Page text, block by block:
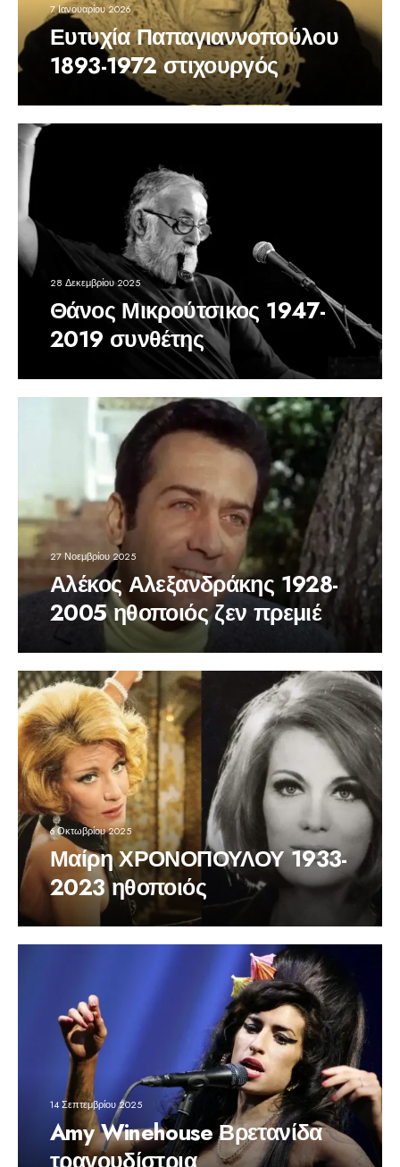
7 Ιανουαρίου 2026
Ευτυχία Παπαγιαννοπούλου
1893-1972 στιχουργός
28 Δεκεμβρίου 2025
Θάνος Μικρούτσικος 1947-
2019 συνθέτης
27 Νοεμβρίου 2025
Αλέκος Αλεξανδράκης 1928-
2005 ηθοποιός ζεν πρεμιέ
6 Οκτωβρίου 2025
Μαίρη ΧΡΟΝΟΠΟΥΛΟΥ 1933-
2023 ηθοποιός
14 Σεπτεμβρίου 2025
Amy Winehouse Βρετανίδα